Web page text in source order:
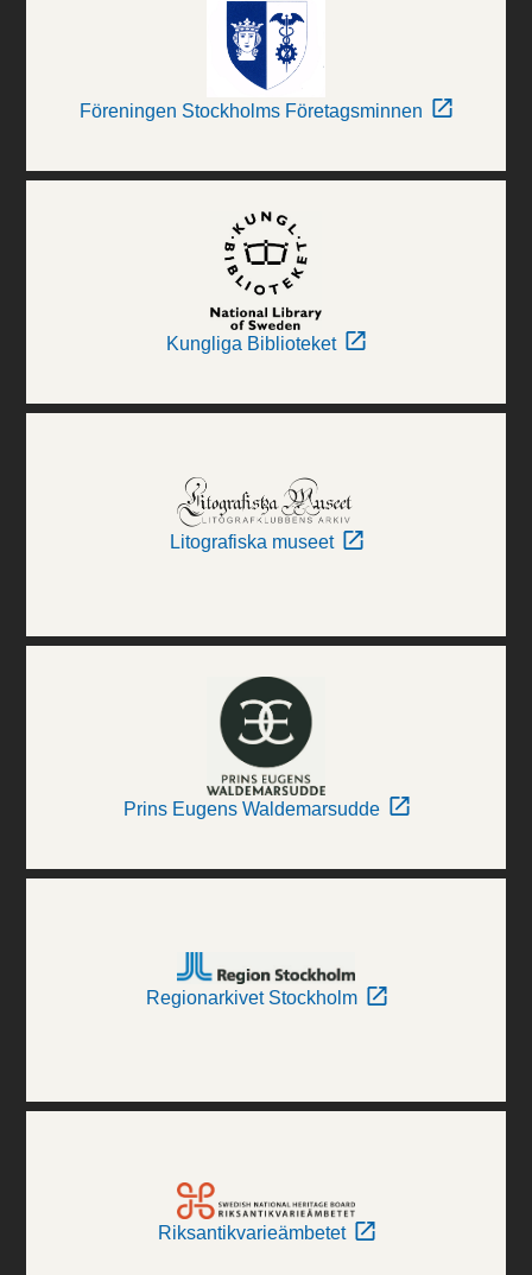
Föreningen Stockholms Företagsminnen
Kungliga Biblioteket
Litografiska museet
Prins Eugens Waldemarsudde
Regionarkivet Stockholm
Riksantikvarieämbetet